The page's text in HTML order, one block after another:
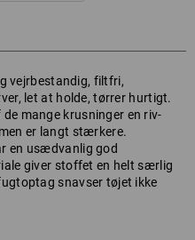
vejrbestandig, filtfri,
let at holde, tørrer hurtigt.
mange krusninger en riv-
er langt stærkere.
en usædvanlig god
giver stoffet en helt særlig
snavser tøjet ikke